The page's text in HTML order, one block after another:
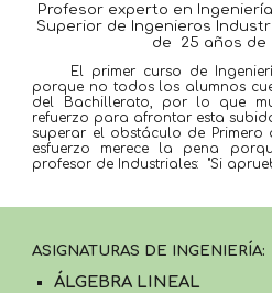
Profesor experto en
Superior de Ingenieros
de  25 años de
porque no todos los alumnos
del Bachillerato, por lo que
refuerzo para afrontar esta
superar el obstáculo de Primero
esfuerzo merece la pena
profesor de Industriales:  "Si
ASIGNATURAS DE INGENIERÍA:
ÁLGEBRA LINEAL